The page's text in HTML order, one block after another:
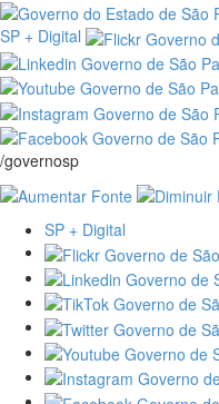
SP + Digital
/governosp
SP + Digital